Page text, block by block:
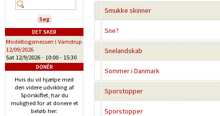
Smukke skinner
Sne?
Snelandskab
Sommer i Danmark
Sporstopper
Sporstopper
DET SKER
Modeltogsmessen i Vamdrup
12/09/2026
Sat 12/9/2026 - 10:00 - 15:30
DONÉR
Hvis du vil hjælpe med
den videre udvikling af
Sporskiftet, har du
mulighed for at donere et
beløb her: